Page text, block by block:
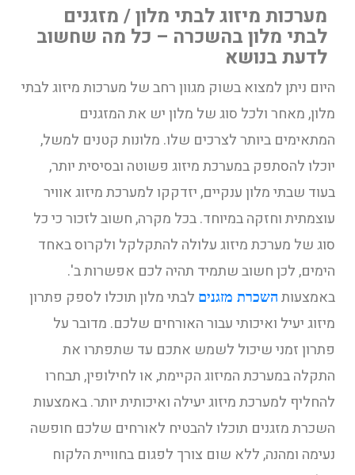
מערכות מיזוג לבתי מלון / מזגנים
לבתי מלון בהשכרה – כל מה שחשוב
לדעת בנושא
היום ניתן למצוא בשוק מגוון רחב של מערכות מיזוג לבתי
מלון, מאחר ולכל סוג של מלון יש את המזגנים
המתאימים ביותר לצרכים שלו. מלונות קטנים למשל,
יוכלו להסתפק במערכת מיזוג פשוטה ובסיסית יותר,
בעוד שבתי מלון ענקיים, יזדקקו למערכת מיזוג אוויר
עוצמתית וחזקה במיוחד. בכל מקרה, חשוב לזכור כי כל
סוג של מערכת מיזוג עלולה להתקלקל ולקרוס באחד
הימים, לכן חשוב שתמיד תהיה לכם אפשרות ב'.
באמצעות השכרת מזגנים לבתי מלון תוכלו לספק פתרון
מיזוג יעיל ואיכותי עבור האורחים שלכם. מדובר על
פתרון זמני שיכול לשמש אתכם עד שתפתרו את
התקלה במערכת המיזוג הקיימת, או לחילופין, תבחרו
להחליף למערכת מיזוג יעילה ואיכותית יותר. באמצעות
השכרת מזגנים תוכלו להבטיח לאורחים שלכם חופשה
נעימה ומהנה, ללא שום צורך לפגום בחוויית הלקוח